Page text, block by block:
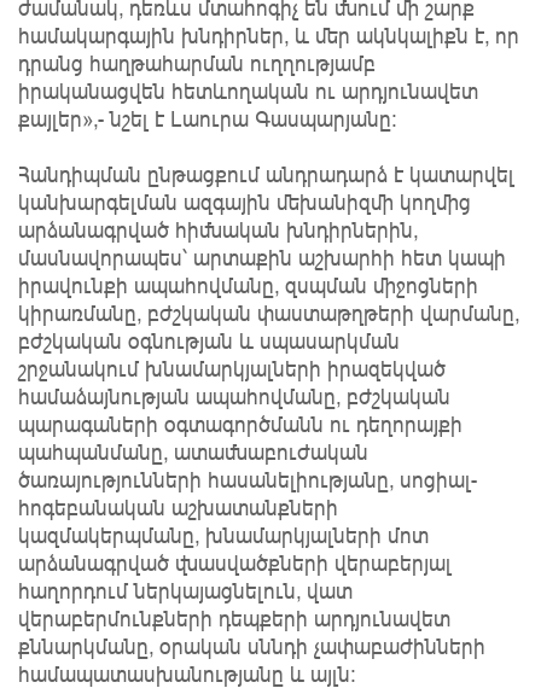
ժամանակ, դեռևս մտահոգիչ են մնում մի շարք
համակարգային խնդիրներ, և մեր ակնկալիքն է, որ
դրանց հաղթահարման ուղղությամբ
իրականացվեն հետևողական ու արդյունավետ
քայլեր»,- նշել է Լաուրա Գասպարյանը։
Հանդիպման ընթացքում անդրադարձ է կատարվել
կանխարգելման ազգային մեխանիզմի կողմից
արձանագրված հիմնական խնդիրներին,
մասնավորապես՝ արտաքին աշխարհի հետ կապի
իրավունքի ապահովմանը, զսպման միջոցների
կիրառմանը, բժշկական փաստաթղթերի վարմանը,
բժշկական օգնության և սպասարկման
շրջանակում խնամարկյալների իրազեկված
համաձայնության ապահովմանը, բժշկական
պարագաների օգտագործմանն ու դեղորայքի
պահպանմանը, ատամնաբուժական
ծառայությունների հասանելիությանը, սոցիալ-
հոգեբանական աշխատանքների
կազմակերպմանը, խնամարկյալների մոտ
արձանագրված վնասվածքների վերաբերյալ
հաղորդում ներկայացնելուն, վատ
վերաբերմունքների դեպքերի արդյունավետ
քննարկմանը, օրական սննդի չափաբաժինների
համապատասխանությանը և այլն։